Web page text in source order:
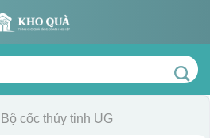
Bộ cốc thủy tinh UG